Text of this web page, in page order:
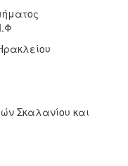
Σκαλανίου και